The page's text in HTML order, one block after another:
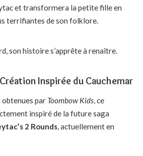
et transformera la petite fille en
terrifiantes de son folklore.
son histoire s’apprête à renaître.
Inspirée du Cauchemar
par Toombow Kids, ce
inspiré de la future saga
2 Rounds, actuellement en